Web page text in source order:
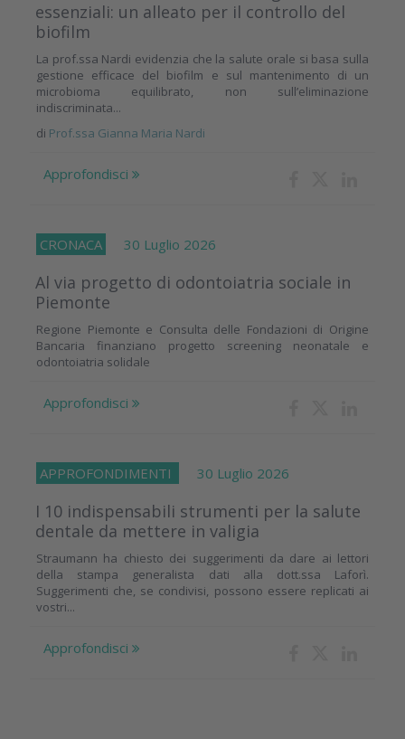
essenziali: un alleato per il controllo del
biofilm
La prof.ssa Nardi evidenzia che la salute orale si basa sulla
gestione efficace del biofilm e sul mantenimento di un
microbioma equilibrato, non sull’eliminazione
indiscriminata...
di Prof.ssa Gianna Maria Nardi
Approfondisci
CRONACA 30 Luglio 2026
Al via progetto di odontoiatria sociale in
Piemonte
Regione Piemonte e Consulta delle Fondazioni di Origine
Bancaria finanziano progetto screening neonatale e
odontoiatria solidale
Approfondisci
APPROFONDIMENTI 30 Luglio 2026
I 10 indispensabili strumenti per la salute
dentale da mettere in valigia
Straumann ha chiesto dei suggerimenti da dare ai lettori
della stampa generalista dati alla dott.ssa Laforì.
Suggerimenti che, se condivisi, possono essere replicati ai
vostri...
Approfondisci